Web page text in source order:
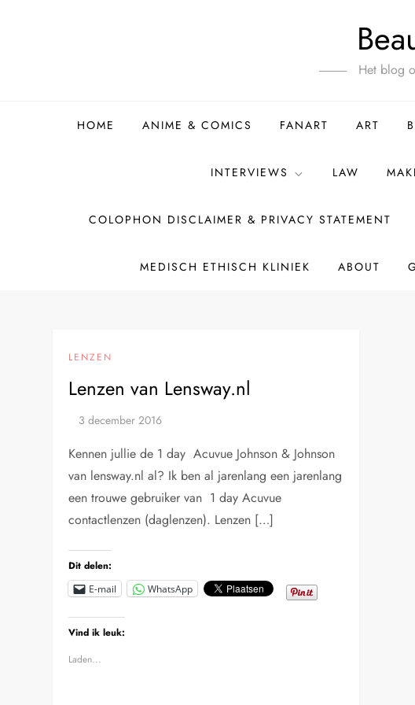
Het blog
HOME ANIME & COMICS FANART ART
INTERVIEWS LAW
COLOPHON DISCLAIMER & PRIVACY STATEMENT
MEDISCH ETHISCH KLINIEK ABOUT
LENZEN
Lenzen van Lensway.nl
Kennen jullie de 1 day Acuvue Johnson & Johnson
van lensway.nl al? Ik ben al jarenlang een jarenlang
een trouwe gebruiker van 1 day Acuvue
contactlenzen (daglenzen). Lenzen […]
Dit delen:
E-mail WhatsApp
Vind ik leuk:
Laden...